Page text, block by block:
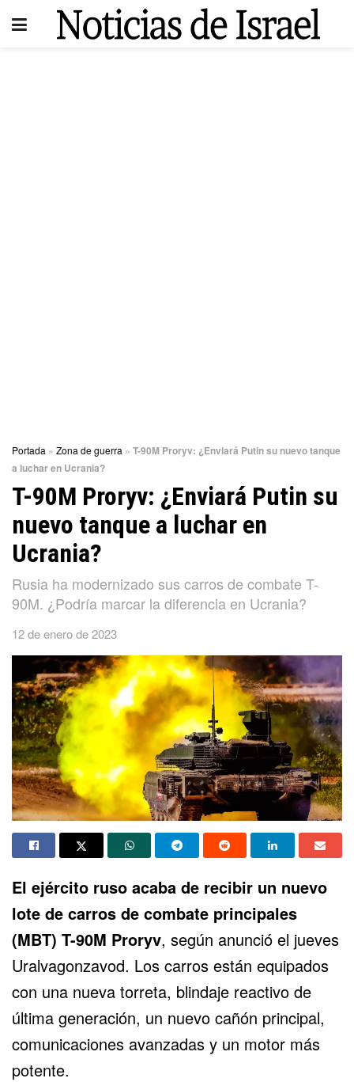
Portada » Zona de guerra » T-90M Proryv: ¿Enviará Putin su nuevo tanque
a luchar en Ucrania?
T-90M Proryv: ¿Enviará Putin su
nuevo tanque a luchar en
Ucrania?
Rusia ha modernizado sus carros de combate T-
90M. ¿Podría marcar la diferencia en Ucrania?
12 de enero de 2023
El ejército ruso acaba de recibir un nuevo
lote de carros de combate principales
(MBT) T-90M Proryv, según anunció el jueves
Uralvagonzavod. Los carros están equipados
con una nueva torreta, blindaje reactivo de
última generación, un nuevo cañón principal,
comunicaciones avanzadas y un motor más
potente.